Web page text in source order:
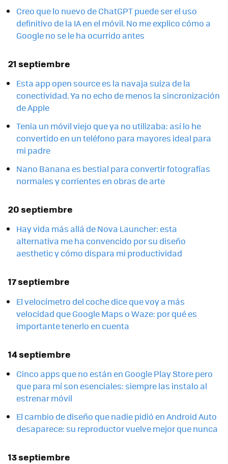
Creo que lo nuevo de ChatGPT puede ser el uso
definitivo de la IA en el móvil. No me explico cómo a
Google no se le ha ocurrido antes
21 septiembre
Esta app open source es la navaja suiza de la
conectividad. Ya no echo de menos la sincronización
de Apple
Tenia un móvil viejo que ya no utilizaba: así lo he
convertido en un teléfono para mayores ideal para
mi padre
Nano Banana es bestial para convertir fotografías
normales y corrientes en obras de arte
20 septiembre
Hay vida más allá de Nova Launcher: esta
alternativa me ha convencido por su diseño
aesthetic y cómo dispara mi productividad
17 septiembre
El velocímetro del coche dice que voy a más
velocidad que Google Maps o Waze: por qué es
importante tenerlo en cuenta
14 septiembre
Cinco apps que no están en Google Play Store pero
que para mí son esenciales: siempre las instalo al
estrenar móvil
El cambio de diseño que nadie pidió en Android Auto
desaparece: su reproductor vuelve mejor que nunca
13 septiembre